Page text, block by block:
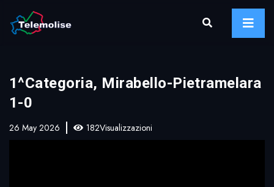
1^Categoria, Mirabello-Pietramelara
1-0
26 May 2026 182Visualizzazioni